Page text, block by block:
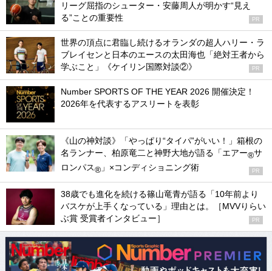
リーグ屈指のシューター・安藤周人が明かす“見え
る”ことの重要性
PR
世界の頂点に君臨し続けるオランダの超人ハリー・ラ
ブレイセンと日本のエースの太田海也「絶対王者から
学ぶこと」《ケイリン国際対談②》
PR
Number SPORTS OF THE YEAR 2026 開催決定！
2026年を代表するアスリートを表彰
《山の神対談》「やっぱり“タイパ”がいい！」箱根の
名ランナー、柏原竜二と神野大地が語る「エアー®サ
ロンパス® 」×コンディショニング術 PR
38歳でも進化を続ける篠山竜青が語る「10年前より
バスケが上手くなっている」理由とは。［MVVりらい
ぶ賞 受賞者インタビュー］
PR